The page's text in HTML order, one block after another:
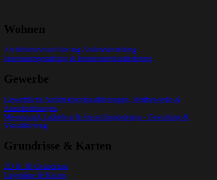
Wohnen
Architekturvisualisierung Außendarstellung
Innenraumgestaltung & Innenraumvisualisierung
Gewerbe
Gewerbliche Architekturvisualisierungen, Wettbewerbe &
Ausschreibungen
Messestand, Ladenbau & Ausstellungsdesign - Gestaltung &
Visualisierung
Grundrisse & Karten
2D & 3D Grundrisse
Lagepläne & Karten